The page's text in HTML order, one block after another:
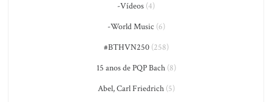
-Vídeos (4)
-World Music (6)
#BTHVN250(258)
15 anos de PQP Bach(8)
Abel, Carl Friedrich(5)